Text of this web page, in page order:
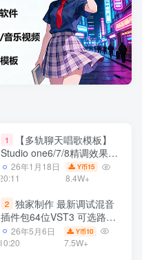
1
【多轨聊天唱歌模板】
Studio one6/7/8精调效果包
多种效果模式 声卡调试好直
播预设模板
26年1月18日
20:11
Y币15
8.4W+
2 独家制作 最新调试混音
插件包64位VST3 可选路径
一键安装550个效果器合集
v3.0 WiN 支持定制
26年5月6日
10:20
Y币10
7.5W+